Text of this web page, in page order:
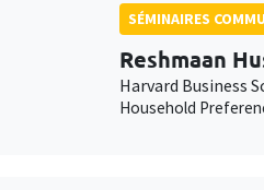
SÉMINAIRES
Reshmaan
Harvard Business
Household